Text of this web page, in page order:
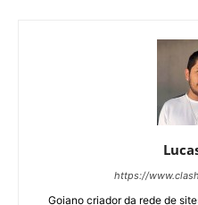
https://
Goiano criador da rede de